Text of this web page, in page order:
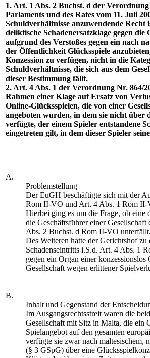
1. Art. 1 Abs. 2 Buchst. d der
Parlaments und des Rates vom 11. Juli
Schuldverhältnisse anzuwendende Recht
deliktische Schadenersatzklage gegen
aufgrund des Verstoßes gegen ein nach
der Öffentlichkeit Glücksspiele
Konzession zu verfügen, nicht in die
Schuldverhältnisse, die sich aus dem
dieser Bestimmung fällt.
2. Art. 4 Abs. 1 der Verordnung Nr. 864/
Rahmen einer Klage auf Ersatz von
Online-Glücksspielen, die von einer
angeboten wurden, in dem sie nicht über
verfügte, der einem Spieler entstandene
eingetreten gilt, in dem dieser Spieler
A.
Problemstellung
Der EuGH beschäftigte sich mit der
Rom II-VO und Art. 4 Abs. 1 Rom II-
Hierbei ging es um die Frage, ob eine
die Geschäftsführer einer
Abs. 2 Buchst. d Rom II-VO unterfällt.
Des Weiteren hatte der Gerichtshof
Schadenseintritts i.S.d. Art. 4 Abs. 1
gegen ein Organ einer
Gesellschaft wegen erlittener
B.
Inhalt und Gegenstand der
Im Ausgangsrechtsstreit waren die
Gesellschaft mit Sitz in Malta, die ein
Spielangebot auf den gesamten
verfügte sie zwar nach maltesischem,
(§ 3 GSpG) über eine